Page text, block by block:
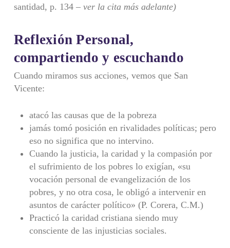
santidad, p. 134 –ver la cita más adelante)
Reflexión Personal,
compartiendo y escuchando
Cuando miramos sus acciones, vemos que San
Vicente:
atacó las causas que de la pobreza
jamás tomó posición en rivalidades políticas; pero
eso no significa que no intervino.
Cuando la justicia, la caridad y la compasión por
el sufrimiento de los pobres lo exigían, «su
vocación personal de evangelización de los
pobres, y no otra cosa, le obligó a intervenir en
asuntos de carácter político» (P. Corera, C.M.)
Practicó la caridad cristiana siendo muy
consciente de las injusticias sociales.